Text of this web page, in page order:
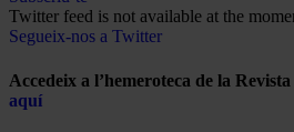
Twitter feed is not available at the
Segueix-nos a Twitter
Accedeix a l’hemeroteca de la
aquí